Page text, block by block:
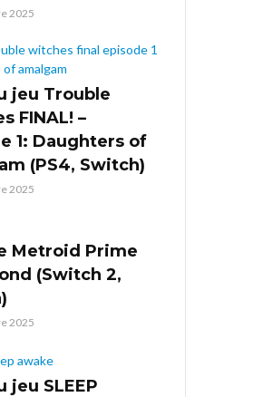
2025
jeu Trouble
FINAL! –
1: Daughters of
(PS4, Switch)
2025
Metroid Prime
(Switch 2,
2025
jeu SLEEP